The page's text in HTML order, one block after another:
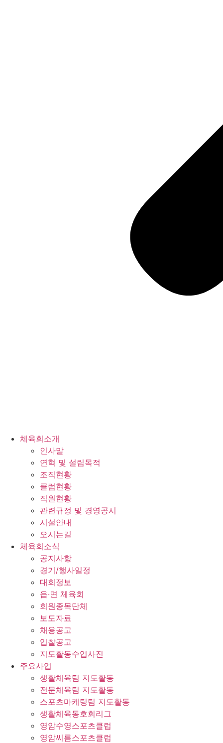
체육회소개
인사말
연혁 및 설립목적
조직현황
클럽현황
직원현황
관련규정 및 경영공시
시설안내
오시는길
체육회소식
공지사항
경기/행사일정
대회정보
읍·면 체육회
회원종목단체
보도자료
채용공고
입찰공고
지도활동수업사진
주요사업
생활체육팀 지도활동
전문체육팀 지도활동
스포츠마케팅팀 지도활동
생활체육동호회리그
영암수영스포츠클럽
영암씨름스포츠클럽